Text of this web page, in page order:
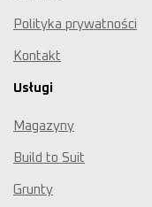
Polityka prywatności
Kontakt
Usługi
Magazyny
Build to Suit
Grunty